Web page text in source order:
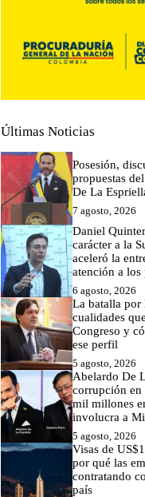
Últimas Noticias
Posesión,
propuestas
De La
7 agosto, 2026
Daniel
carácter a la
aceleró la
atención a los
6 agosto, 2026
La batalla por
cualidades
Congreso y
ese perfil
5 agosto, 2026
Abelardo De
corrupción en
mil millones
involucra a
5 agosto, 2026
Visas de
por qué las
contratando
país